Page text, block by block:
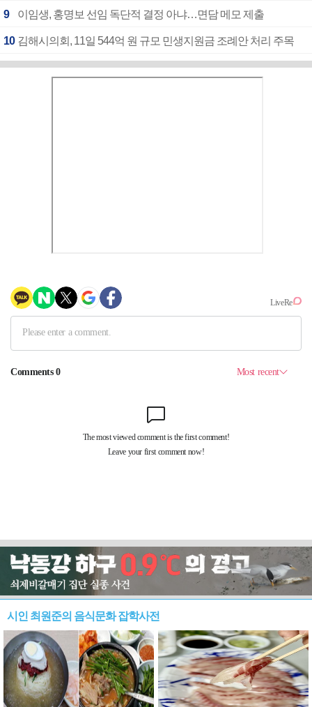
9 이임생, 홍명보 선임 독단적 결정 아냐…면담 메모 제출
10 김해시의회, 11일 544억 원 규모 민생지원금 조례안 처리 주목
시인 최원준의 음식문화 잡학사전